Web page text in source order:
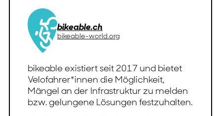
bikeable.ch
bikeable-world.org
bikeable existiert seit 2017 und bietet
Velofahrer*innen die Möglichkeit,
Mängel an der Infrastruktur zu melden
bzw. gelungene Lösungen festzuhalten.